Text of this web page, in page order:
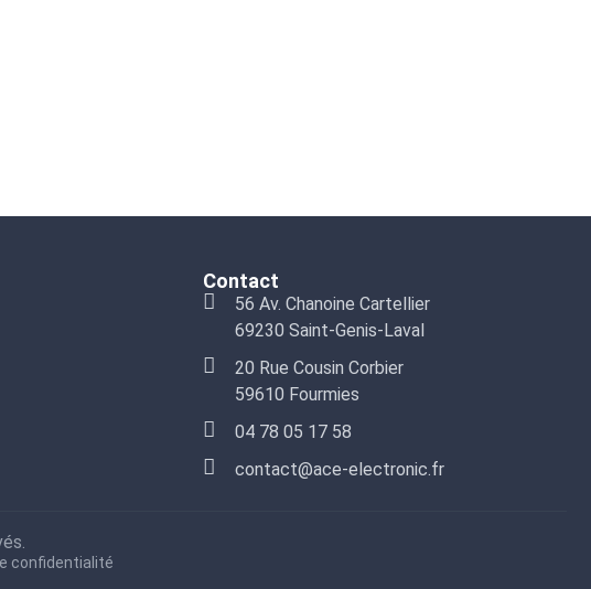
Contact
56 Av. Chanoine Cartellier
69230 Saint-Genis-Laval
20 Rue Cousin Corbier
59610 Fourmies
04 78 05 17 58
contact@ace-electronic.fr
confidentialité